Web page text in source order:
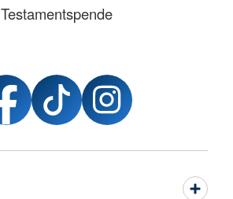
Testamentspende